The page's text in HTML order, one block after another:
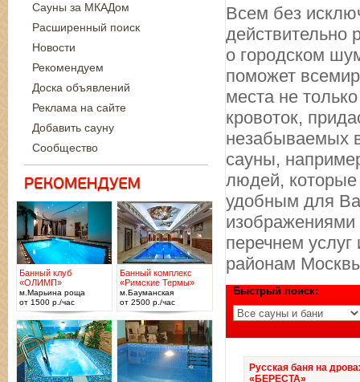
Всем без
о городском
поможет
места не
кровоток,
незабываемых
сауны,
людей,
удобным для
перечнем
районам
Быстрый поиск:
Русская баня на
«БЕРЕСТА»
Сауны за МКАДом
Расширенный поиск
Новости
Рекомендуем
Доска объявлений
Реклама на сайте
Добавить сауну
Сообщество
Банный клуб
«ОЛИМП»
м.Марьина роща
от 1500 р./час
Банный комплекс
«Римские Термы»
м.Бауманская
от 2500 р./час